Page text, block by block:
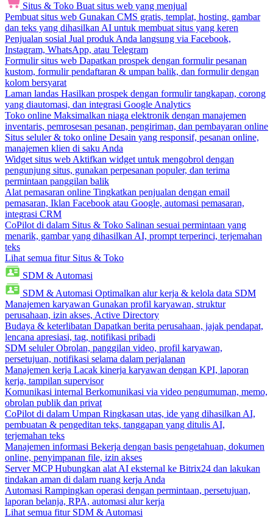
Situs & Toko Buat situs web yang menjual
Pembuat situs web Gunakan CMS gratis, templat, hosting, gambar
dan teks yang dihasilkan AI untuk membuat situs yang keren
Penjualan sosial Jual produk Anda langsung via Facebook,
Instagram, WhatsApp, atau Telegram
Formulir situs web Dapatkan prospek dengan formulir pesanan
kustom, formulir pendaftaran & umpan balik, dan formulir dengan
kolom bersyarat
Laman landas Hasilkan prospek dengan formulir tangkapan, corong
yang diautomasi, dan integrasi Google Analytics
Toko online Maksimalkan niaga elektronik dengan manajemen
inventaris, pemrosesan pesanan, pengiriman, dan pembayaran online
Situs seluler & toko online Desain yang responsif, pesanan online,
manajemen klien di saku Anda
Widget situs web Aktifkan widget untuk mengobrol dengan
pengunjung situs, gunakan perpesanan populer, dan terima
permintaan panggilan balik
Alat pemasaran online Tingkatkan penjualan dengan email
pemasaran, Iklan Facebook atau Google, automasi pemasaran,
integrasi CRM
CoPilot di dalam Situs & Toko Salinan sesuai permintaan yang
menarik, gambar yang dihasilkan AI, prompt terperinci, terjemahan
teks
Lihat semua fitur Situs & Toko
SDM & Automasi
SDM & Automasi Optimalkan alur kerja & kelola data SDM
Manajemen karyawan Gunakan profil karyawan, struktur
perusahaan, izin akses, Active Directory
Budaya & keterlibatan Dapatkan berita perusahaan, jajak pendapat,
lencana apresiasi, tag, notifikasi pribadi
SDM seluler Obrolan, panggilan video, profil karyawan,
persetujuan, notifikasi selama dalam perjalanan
Manajemen kerja Lacak kinerja karyawan dengan KPI, laporan
kerja, tampilan supervisor
Komunikasi internal Berkomunikasi via video pengumuman, memo,
obrolan publik dan privat
CoPilot di dalam Umpan Ringkasan utas, ide yang dihasilkan AI,
pembuatan & pengeditan teks, tanggapan yang ditulis AI,
terjemahan teks
Manajemen informasi Bekerja dengan basis pengetahuan, dokumen
online, penyimpanan file, izin akses
Server MCP Hubungkan alat AI eksternal ke Bitrix24 dan lakukan
tindakan aman di dalam ruang kerja Anda
Automasi Rampingkan operasi dengan permintaan, persetujuan,
laporan belanja, RPA, automasi alur kerja
Lihat semua fitur SDM & Automasi